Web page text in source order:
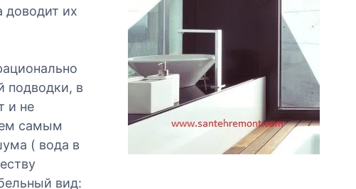
доводит их
подводки, в
и не
самым
( вода в
вид: